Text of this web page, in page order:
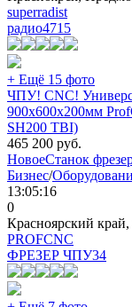
superradist
радио4715
+ Ещё 15 фото
ЧПУ! CNC!
900х600х200мм
SH200 TBI)
465 200 руб.
НовоеСтанок
Бизнес/
13:05:16
0
Красноярский
PROFCNC
ФРЕЗЕР ЧПУ34